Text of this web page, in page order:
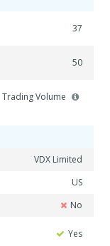
37
50
Trading Volume
VDX Limited
US
No
Yes